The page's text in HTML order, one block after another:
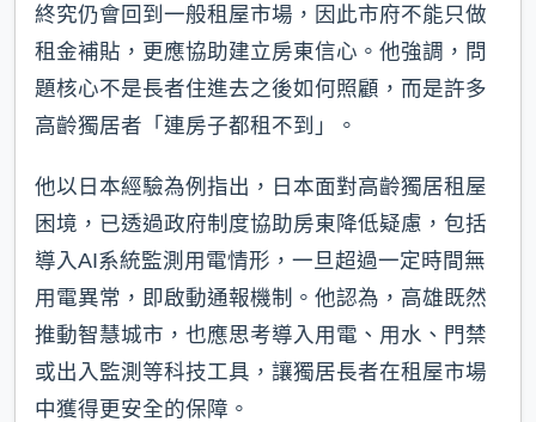
終究仍會回到一般租屋市場，因此市府不能只做
租金補貼，更應協助建立房東信心。他強調，問
題核心不是長者住進去之後如何照顧，而是許多
高齡獨居者「連房子都租不到」。
他以日本經驗為例指出，日本面對高齡獨居租屋
困境，已透過政府制度協助房東降低疑慮，包括
導入AI系統監測用電情形，一旦超過一定時間無
用電異常，即啟動通報機制。他認為，高雄既然
推動智慧城市，也應思考導入用電、用水、門禁
或出入監測等科技工具，讓獨居長者在租屋市場
中獲得更安全的保障。